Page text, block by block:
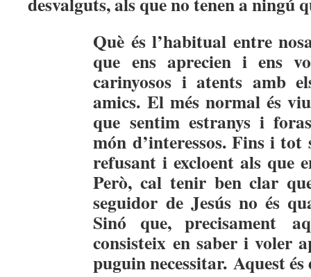
Què és l’habitual entre
que ens aprecien i ens
carinyosos i atents amb
amics. El més normal és
que sentim estranys i
món d’interessos. Fins i
refusant i excloent als que
Però, cal tenir ben clar
seguidor de Jesús no és
Sinó que, precisament
consisteix en saber i voler
puguin necessitar. Aquest